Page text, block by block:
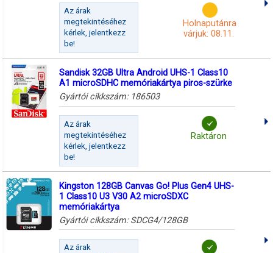
Az árak
megtekintéséhez
kérlek, jelentkezz
be!
Holnaputánra
várjuk: 08.11.
Sandisk 32GB Ultra Android UHS-1 Class10
A1 microSDHC memóriakártya piros-szürke
Gyártói cikkszám: 186503
Az árak
megtekintéséhez
kérlek, jelentkezz
be!
Raktáron
Kingston 128GB Canvas Go! Plus Gen4 UHS-
1 Class10 U3 V30 A2 microSDXC
memóriakártya
Gyártói cikkszám: SDCG4/128GB
Az árak